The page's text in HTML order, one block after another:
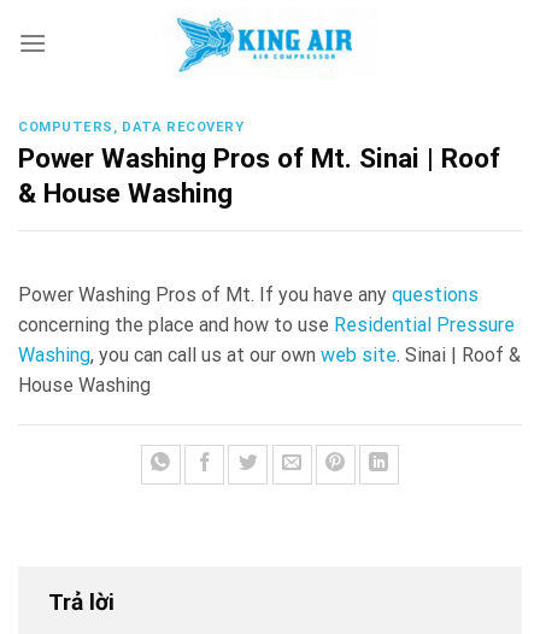
COMPUTERS, DATA RECOVERY
Power Washing Pros of Mt. Sinai | Roof
& House Washing
Power Washing Pros of Mt. If you have any questions
concerning the place and how to use Residential Pressure
Washing, you can call us at our own web site. Sinai | Roof &
House Washing
Trả lời